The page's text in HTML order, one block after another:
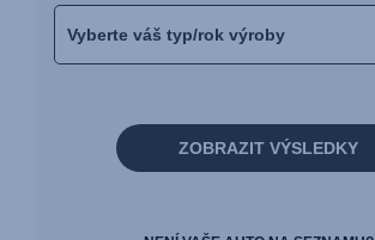
ZOBRAZIT VÝSLEDKY